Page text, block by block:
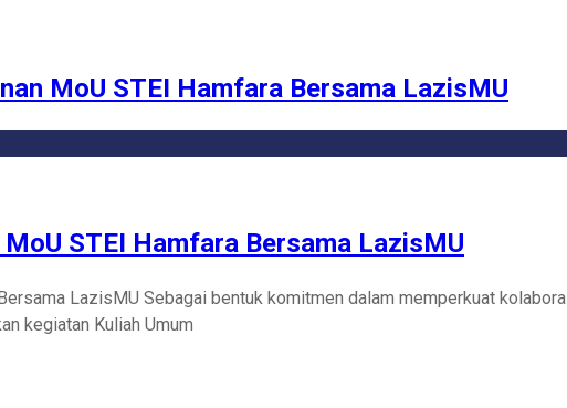
MoU STEI Hamfara Bersama LazisMU
STEI Hamfara Bersama LazisMU
LazisMU Sebagai bentuk komitmen dalam memperkuat
kegiatan Kuliah Umum